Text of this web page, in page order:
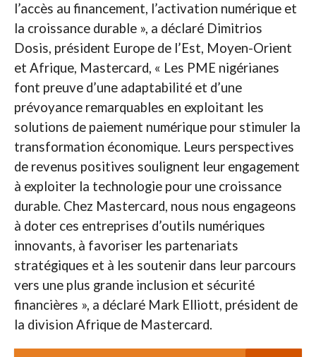
l’accès au financement, l’activation numérique et
la croissance durable », a déclaré Dimitrios
Dosis, président Europe de l’Est, Moyen-Orient
et Afrique, Mastercard, « Les PME nigérianes
font preuve d’une adaptabilité et d’une
prévoyance remarquables en exploitant les
solutions de paiement numérique pour stimuler la
transformation économique. Leurs perspectives
de revenus positives soulignent leur engagement
à exploiter la technologie pour une croissance
durable. Chez Mastercard, nous nous engageons
à doter ces entreprises d’outils numériques
innovants, à favoriser les partenariats
stratégiques et à les soutenir dans leur parcours
vers une plus grande inclusion et sécurité
financières », a déclaré Mark Elliott, président de
la division Afrique de Mastercard.